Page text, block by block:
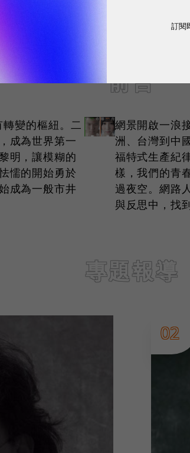
前言
變的樞紐。二
成為世界第一
明，讓模糊的
懦的開始勇於
成為一般市井
網景開啟一浪
洲、台灣到中
福特式生產紀
樣，我們的青
過夜空。網路
與反思中，找
專題報導
02
訂閱